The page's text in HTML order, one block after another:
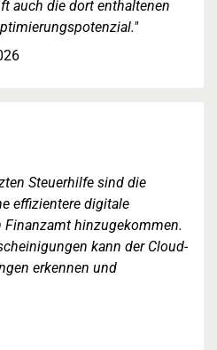
auch die dort enthaltenen
Steuerhilfe sind die
effizientere digitale
hinzugekommen.
kann der Cloud-
erkennen und